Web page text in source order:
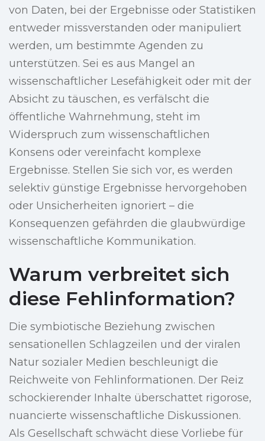
von Daten, bei der Ergebnisse oder Statistiken
entweder missverstanden oder manipuliert
werden, um bestimmte Agenden zu
unterstützen. Sei es aus Mangel an
wissenschaftlicher Lesefähigkeit oder mit der
Absicht zu täuschen, es verfälscht die
öffentliche Wahrnehmung, steht im
Widerspruch zum wissenschaftlichen
Konsens oder vereinfacht komplexe
Ergebnisse. Stellen Sie sich vor, es werden
selektiv günstige Ergebnisse hervorgehoben
oder Unsicherheiten ignoriert – die
Konsequenzen gefährden die glaubwürdige
wissenschaftliche Kommunikation.
Warum verbreitet sich
diese Fehlinformation?
Die symbiotische Beziehung zwischen
sensationellen Schlagzeilen und der viralen
Natur sozialer Medien beschleunigt die
Reichweite von Fehlinformationen. Der Reiz
schockierender Inhalte überschattet rigorose,
nuancierte wissenschaftliche Diskussionen.
Als Gesellschaft schwächt diese Vorliebe für